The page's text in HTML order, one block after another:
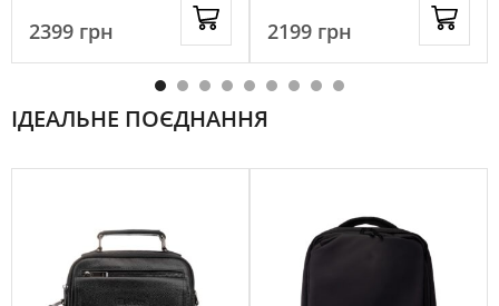
2399 грн 2199 грн
ІДЕАЛЬНЕ ПОЄДНАННЯ